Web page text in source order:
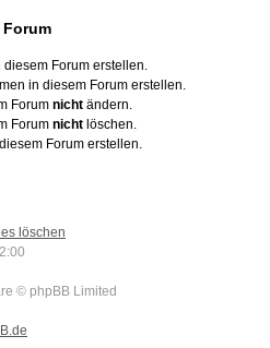
Forum erstellen.
in diesem Forum erstellen.
Forum nicht ändern.
Forum nicht löschen.
Forum erstellen.
löschen
© phpBB Limited